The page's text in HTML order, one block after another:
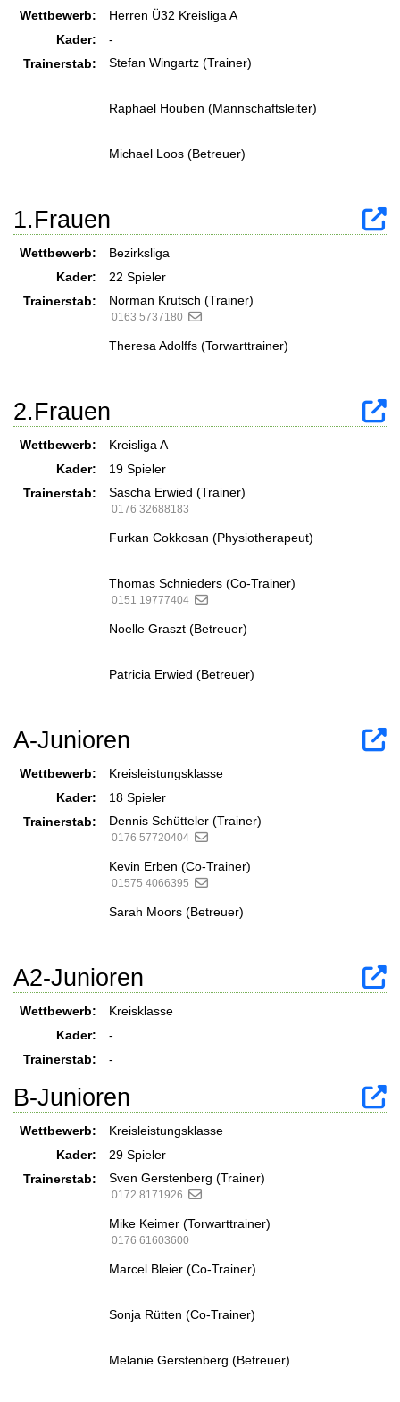
Wettbewerb:
Herren Ü32 Kreisliga A
Kader:
-
Trainerstab:
Stefan Wingartz (Trainer)
Raphael Houben (Mannschaftsleiter)
Michael Loos (Betreuer)
1.Frauen
Wettbewerb:
Bezirksliga
Kader:
22 Spieler
Trainerstab:
Norman Krutsch (Trainer)
0163 5737180
Theresa Adolffs (Torwarttrainer)
2.Frauen
Wettbewerb:
Kreisliga A
Kader:
19 Spieler
Trainerstab:
Sascha Erwied (Trainer)
0176 32688183
Furkan Cokkosan (Physiotherapeut)
Thomas Schnieders (Co-Trainer)
0151 19777404
Noelle Graszt (Betreuer)
Patricia Erwied (Betreuer)
A-Junioren
Wettbewerb:
Kreisleistungsklasse
Kader:
18 Spieler
Trainerstab:
Dennis Schütteler (Trainer)
0176 57720404
Kevin Erben (Co-Trainer)
01575 4066395
Sarah Moors (Betreuer)
A2-Junioren
Wettbewerb:
Kreisklasse
Kader:
-
Trainerstab:
-
B-Junioren
Wettbewerb:
Kreisleistungsklasse
Kader:
29 Spieler
Trainerstab:
Sven Gerstenberg (Trainer)
0172 8171926
Mike Keimer (Torwarttrainer)
0176 61603600
Marcel Bleier (Co-Trainer)
Sonja Rütten (Co-Trainer)
Melanie Gerstenberg (Betreuer)